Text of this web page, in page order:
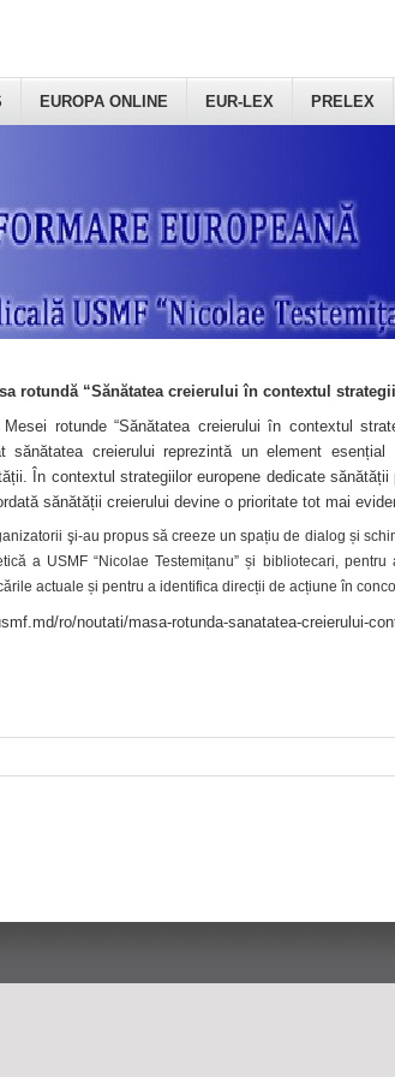
EUROPA ONLINE EUR-LEX PRELEX
rotundă “Sănătatea creierului în contextul
rotunde “Sănătatea creierului în contextul
sănătatea creierului reprezintă un element esențial
În contextul strategiilor europene dedicate
sănătății creierului devine o prioritate tot mai
şi-au propus să creeze un spațiu de dialog și
a USMF “Nicolae Testemițanu” și bibliotecari,
actuale și pentru a identifica direcții de acțiune în
ro/noutati/masa-rotunda-sanatatea-creierului-